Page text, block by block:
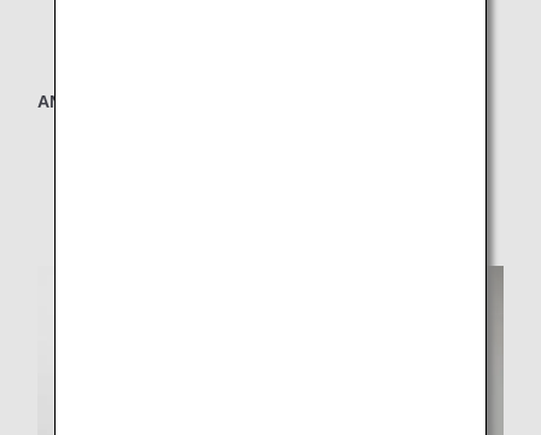
ANA ふわふわHONUマスコットセット